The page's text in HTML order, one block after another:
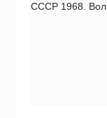
СССР 1968.